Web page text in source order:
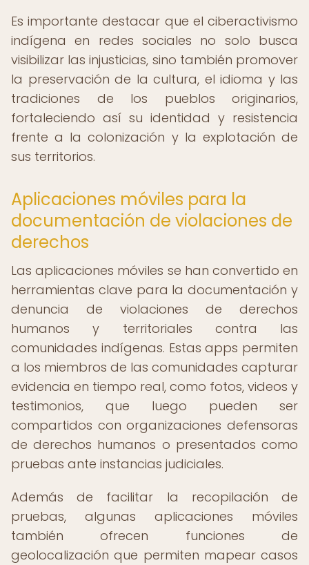
Es importante destacar que el ciberactivismo
indígena en redes sociales no solo busca
visibilizar las injusticias, sino también promover
la preservación de la cultura, el idioma y las
tradiciones de los pueblos originarios,
fortaleciendo así su identidad y resistencia
frente a la colonización y la explotación de
sus territorios.
Aplicaciones móviles para la
documentación de violaciones de
derechos
Las aplicaciones móviles se han convertido en
herramientas clave para la documentación y
denuncia de violaciones de derechos
humanos y territoriales contra las
comunidades indígenas. Estas apps permiten
a los miembros de las comunidades capturar
evidencia en tiempo real, como fotos, videos y
testimonios, que luego pueden ser
compartidos con organizaciones defensoras
de derechos humanos o presentados como
pruebas ante instancias judiciales.
Además de facilitar la recopilación de
pruebas, algunas aplicaciones móviles
también ofrecen funciones de
geolocalización que permiten mapear casos